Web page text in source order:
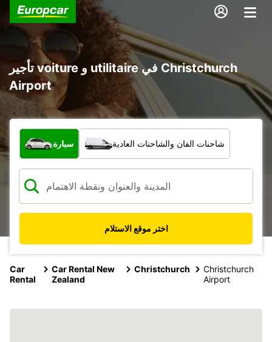
تأجير voiture و utilitaire في Christchurch
Airport
ما نوع المركبة؟
سيارة شاحنات الفان والشاحنات العادية
اختر موقع الاستلام
Car
Rental
Car Rental New
Zealand
Christchurch
Christchurch
Airport